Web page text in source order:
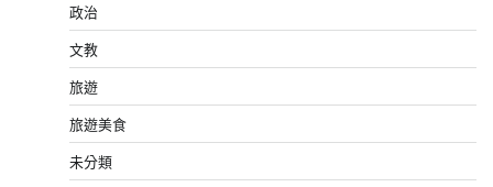
政治
文教
旅遊
旅遊美食
未分類